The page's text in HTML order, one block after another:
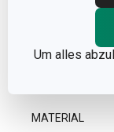
Um alles
FÜR DEN
MATERIAL